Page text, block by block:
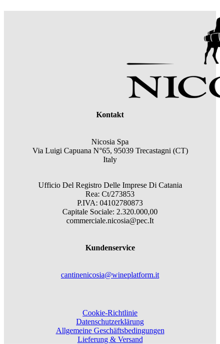
Kontakt
Nicosia Spa
Via Luigi Capuana N°65, 95039 Trecastagni (CT)
Italy
Ufficio Del Registro Delle Imprese Di Catania
Rea: Ct/273853
P.IVA: 04102780873
Capitale Sociale: 2.320.000,00
commerciale.nicosia@pec.It
Kundenservice
cantinenicosia@wineplatform.it
Cookie-Richtlinie
Datenschutzerklärung
Allgemeine Geschäftsbedingungen
Lieferung & Versand